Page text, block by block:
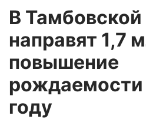
В Тамбовской
направят 1,7
повышение
рождаемости
году